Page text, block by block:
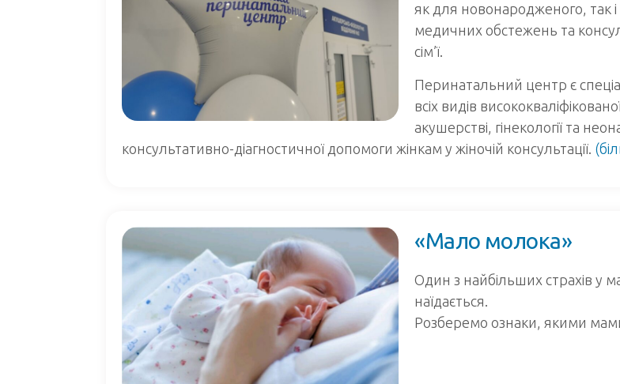
як для новонародженого, так
медичних обстежень та
сім’ї.
Перинатальний центр є
всіх видів
акушерстві, гінекології та
консультативно-діагностичної допомоги жінкам у жіночій консультації.
«Мало молока»
Один з найбільших страхів у
наїдається.
Розберемо ознаки, якими